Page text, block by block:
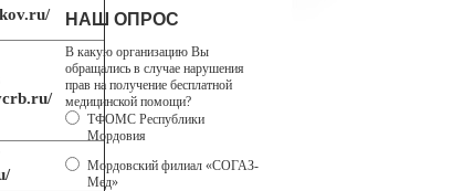
НАШ ОПРОС
В какую организацию Вы
обращались в случае нарушения
прав на получение бесплатной
медицинской помощи?
ТФОМС Республики
Мордовия
Мордовский филиал «СОГАЗ-
Мед»